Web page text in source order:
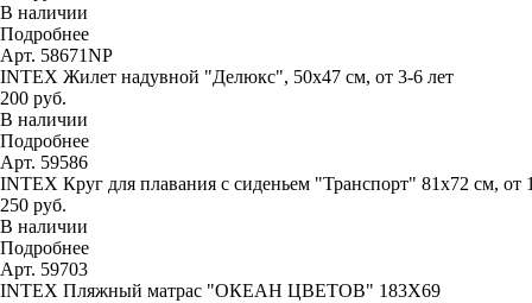
В наличии
Подробнее
Арт. 58671NP
INTEX Жилет надувной "Делюкс", 50х47 см, от 3-6 лет
200 руб.
В наличии
Подробнее
Арт. 59586
INTEX Круг для плавания с сиденьем "Транспорт" 81х72 см,
250 руб.
В наличии
Подробнее
Арт. 59703
INTEX Пляжный матрас "ОКЕАН ЦВЕТОВ" 183Х69